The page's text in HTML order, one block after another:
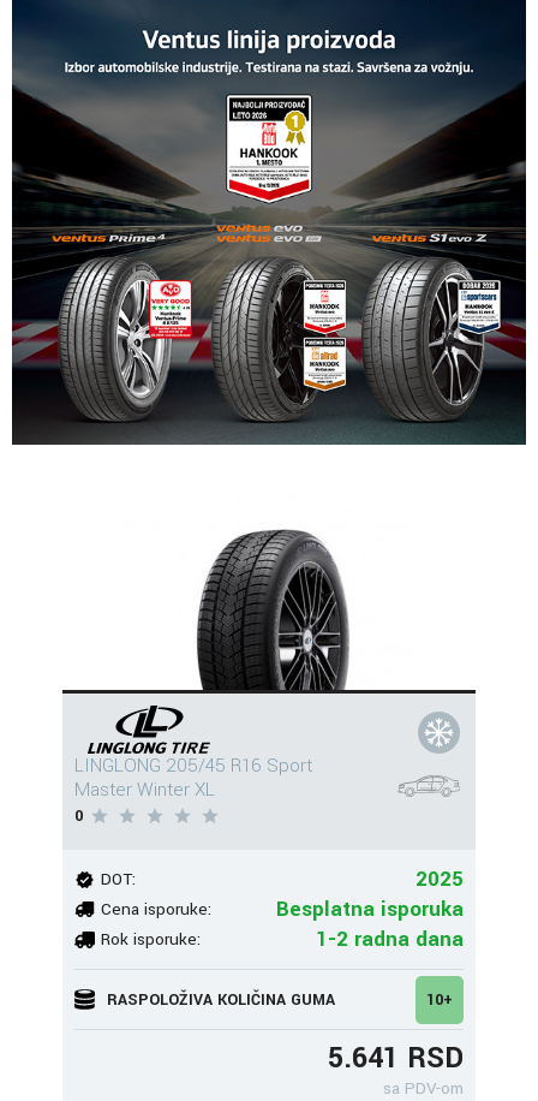
LINGLONG 205/45 R16 Sport
Master Winter XL
0
DOT: 2025
Cena isporuke: Besplatna isporuka
Rok isporuke: 1-2 radna dana
RASPOLOŽIVA KOLIČINA GUMA 10+
5.641 RSD
sa PDV-om